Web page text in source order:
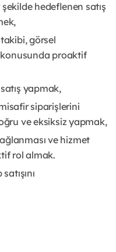
hedeflenen satış
görsel
proaktif
yapmak,
siparişlerini
ve eksiksiz yapmak,
ve hizmet
rol almak.